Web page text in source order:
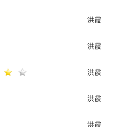
洪霞
洪霞
洪霞
洪霞
洪霞